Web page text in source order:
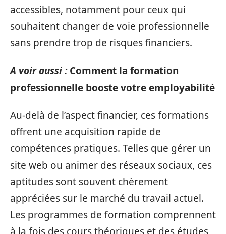
accessibles, notamment pour ceux qui
souhaitent changer de voie professionnelle
sans prendre trop de risques financiers.
A voir aussi : Comment la formation
professionnelle booste votre employabilité
Au-delà de l’aspect financier, ces formations
offrent une acquisition rapide de
compétences pratiques. Telles que gérer un
site web ou animer des réseaux sociaux, ces
aptitudes sont souvent chèrement
appréciées sur le marché du travail actuel.
Les programmes de formation comprennent